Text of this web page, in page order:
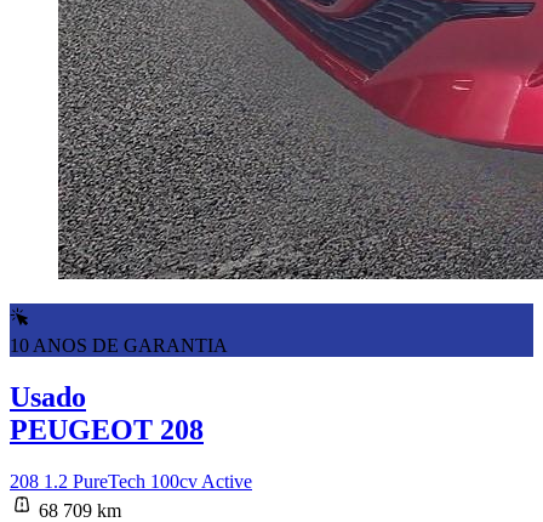
10 ANOS DE GARANTIA
Usado
PEUGEOT 208
208 1.2 PureTech 100cv Active
68 709 km